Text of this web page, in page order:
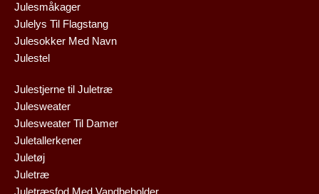
Julesmåkager
Julelys Til Flagstang
Julesokker Med Navn
Julestel
Julestjerne til Juletræ
Julesweater
Julesweater Til Damer
Juletallerkener
Juletøj
Juletræ
Juletræsfod Med Vandbeholder